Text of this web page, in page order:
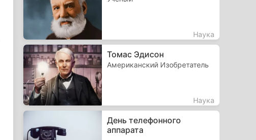
Наука
Томас Эдисон
Американский Изобретатель
Наука
День телефонного
аппарата